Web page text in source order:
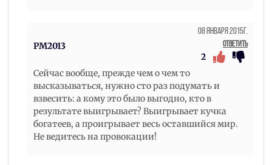
РМ2013
08 Января 2015г.
Ответить
2
Сейчас вообще, прежде чем о чем то
высказываться, нужно сто раз подумать и
взвесить: а кому это было выгодно, кто в
результате выигрывает? Выигрывает кучка
богатеев, а проигрывает весь оставшийся мир.
Не ведитесь на провокации!